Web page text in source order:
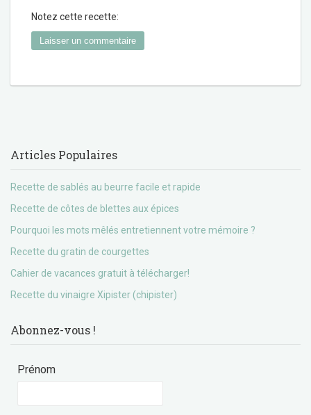
Notez cette recette:
Articles Populaires
Recette de sablés au beurre facile et rapide
Recette de côtes de blettes aux épices
Pourquoi les mots mêlés entretiennent votre mémoire ?
Recette du gratin de courgettes
Cahier de vacances gratuit à télécharger!
Recette du vinaigre Xipister (chipister)
Abonnez-vous !
Prénom